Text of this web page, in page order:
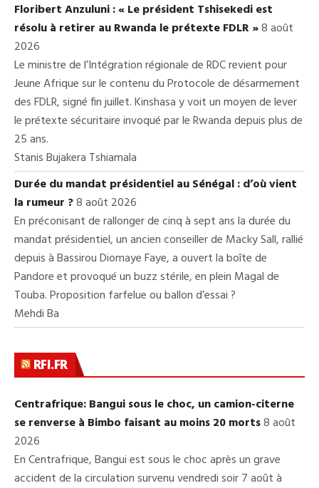
Floribert Anzuluni : « Le président Tshisekedi est
résolu à retirer au Rwanda le prétexte FDLR »8 août
2026
Le ministre de l’Intégration régionale de RDC revient pour
Jeune Afrique sur le contenu du Protocole de désarmement
des FDLR, signé fin juillet. Kinshasa y voit un moyen de lever
le prétexte sécuritaire invoqué par le Rwanda depuis plus de
25 ans.
Stanis Bujakera Tshiamala
Durée du mandat présidentiel au Sénégal : d’où vient
la rumeur ?8 août 2026
En préconisant de rallonger de cinq à sept ans la durée du
mandat présidentiel, un ancien conseiller de Macky Sall, rallié
depuis à Bassirou Diomaye Faye, a ouvert la boîte de
Pandore et provoqué un buzz stérile, en plein Magal de
Touba. Proposition farfelue ou ballon d’essai ?
Mehdi Ba
RFI.FR
Centrafrique: Bangui sous le choc, un camion-citerne
se renverse à Bimbo faisant au moins 20 morts8 août
2026
En Centrafrique, Bangui est sous le choc après un grave
accident de la circulation survenu vendredi soir 7 août à